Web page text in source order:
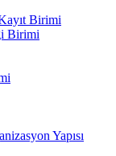
Birimi
Birimi
Yapısı